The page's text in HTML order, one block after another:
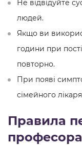
Не відвідуйте
людей.
Якщо ви
години при
повторно.
При появі
сімейного
Правила